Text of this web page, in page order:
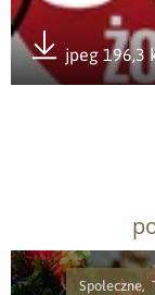
jpeg 196,3
Pobierz
Społeczne,